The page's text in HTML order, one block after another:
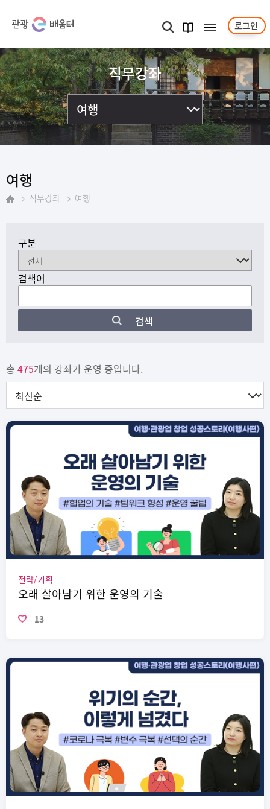
검색
과정
안내서
메뉴보기 로그인
직무강좌
여행
직무강좌 여행
구분
검색어
검색
총 475개의 강좌가 운영 중입니다.
전략/기획
오래 살아남기 위한 운영의 기술
13